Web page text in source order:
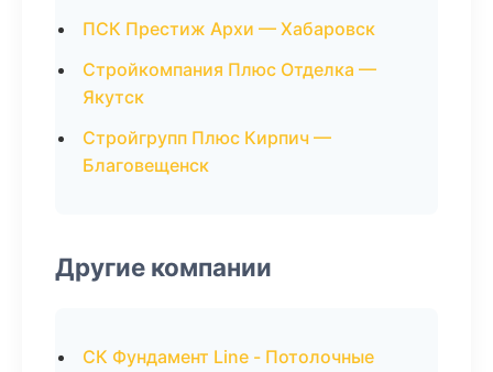
ПСК Престиж Архи — Хабаровск
Стройкомпания Плюс Отделка —
Якутск
Стройгрупп Плюс Кирпич —
Благовещенск
Другие компании
СК Фундамент Line - Потолочные